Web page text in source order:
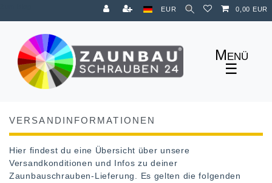
EUR 0,00 EUR
☰
VERSANDINFORMATIONEN
Hier findest du eine Übersicht über unsere
Versandkonditionen und Infos zu deiner
Zaunbauschrauben-Lieferung. Es gelten die folgenden